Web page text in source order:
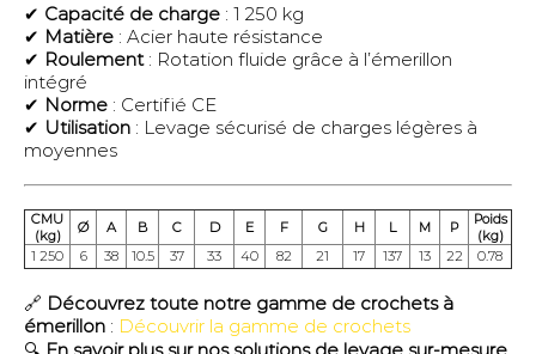
✔ Capacité de charge : 1 250 kg
✔ Matière : Acier haute résistance
✔ Roulement: Rotation fluide grâce à l’émerillon
intégré
✔ Norme : Certifié CE
✔ Utilisation : Levage sécurisé de charges légères à
moyennes
CMU
(kg)
Ø A B C D E F G H L M P
Poids
(kg)
1 250
6 38 10.5 37 33 40 82 21 17 137 13 22 0.78
🔗 Découvrez toute notre gamme de crochets à
émerillon : Découvrir la gamme de crochets